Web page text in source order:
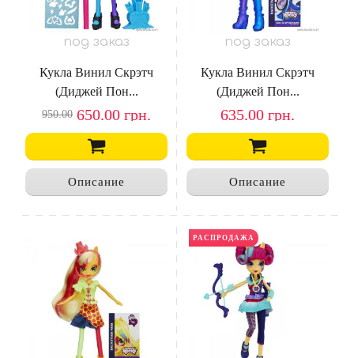
под заказ
Кукла Винил Скрэтч
(Диджей Пон...
950.00 650.00 грн.
Описание
под заказ
Кукла Винил Скрэтч
(Диджей Пон...
635.00 грн.
Описание
РАСПРОДАЖА